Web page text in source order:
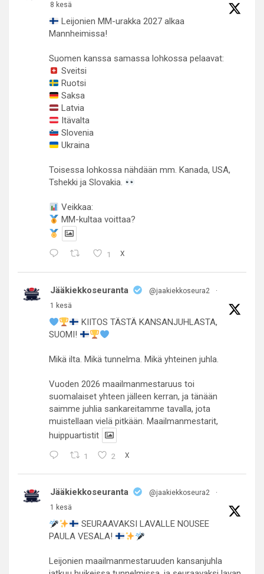
8 kesä
Leijonien MM-urakka 2027 alkaa
Mannheimissa!
Suomen kanssa samassa lohkossa pelaavat:
Sveitsi
Ruotsi
Saksa
Latvia
Itävalta
Slovenia
Ukraina
Toisessa lohkossa nähdään mm. Kanada, USA,
Tshekki ja Slovakia.
Veikkaa:
MM-kultaa voittaa?
1 X
Jääkiekkoseuranta @jaakiekkoseura2
·
1 kesä
KIITOS TÄSTÄ KANSANJUHLASTA,
SUOMI!
Mikä ilta. Mikä tunnelma. Mikä yhteinen juhla.
Vuoden 2026 maailmanmestaruus toi
suomalaiset yhteen jälleen kerran, ja tänään
saimme juhlia sankareitamme tavalla, jota
muistellaan vielä pitkään. Maailmanmestarit,
huippuartistit
1 2 X
Jääkiekkoseuranta @jaakiekkoseura2
·
1 kesä
SEURAAVAKSI LAVALLE NOUSEE
PAULA VESALA!
Leijonien maailmanmestaruuden kansanjuhla